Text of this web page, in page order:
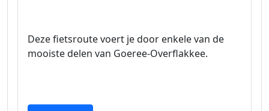
Deze fietsroute voert je door enkele van de
mooiste delen van Goeree-Overflakkee.